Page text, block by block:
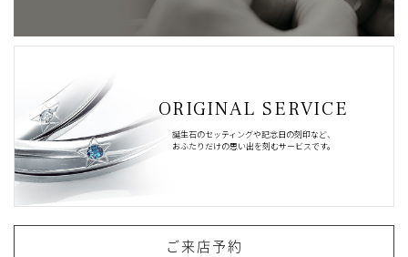
ORIGINAL SERVICE
誕生石のセッティングや記念日の刻印など、
おふたりだけの思い出を刻むサービスです。
ご来店予約